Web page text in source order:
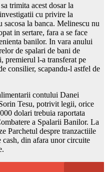
trimita acest dosar la
cu privire la
la banca. Melinescu nu
in sertare, fara a se face
banilor. In vara anului
de spalari de bani de
premierul l-a transferat pe
consilier, scapandu-l astfel de
contului Danei
Tesu, potrivit legii, orice
dolari trebuia raportata
a Spalarii Banilor. La
Parchetul despre tranzactiile
cash, din afara unor circuite